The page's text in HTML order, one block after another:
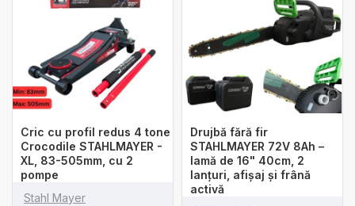
Stahl Mayer
Cric cu profil redus 4 tone
Crocodile STAHLMAYER -
XL, 83-505mm, cu 2
pompe
Drujbă fără fir
STAHLMAYER 72V 8Ah –
lamă de 16" 40cm, 2
lanțuri, afișaj și frână
activă